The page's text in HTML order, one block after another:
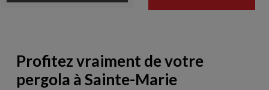
Profitez vraiment de votre
pergola à Sainte-Marie